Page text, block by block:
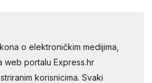
o elektroničkim medijima,
web portalu Express.hr
korisnicima. Svaki